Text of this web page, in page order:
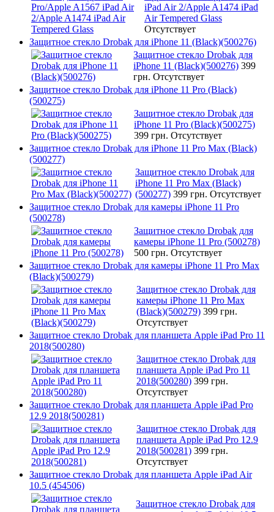
iPad Air 2/Apple A1474 iPad
Air Tempered Glass
Отсутствует
Защитное стекло Drobak для iPhone 11 (Black)(500276)
Защитное стекло Drobak для
iPhone 11 (Black)(500276) 399
грн. Отсутствует
Защитное стекло Drobak для iPhone 11 Pro (Black)
(500275)
Защитное стекло Drobak для
iPhone 11 Pro (Black)(500275)
399 грн. Отсутствует
Защитное стекло Drobak для iPhone 11 Pro Max (Black)
(500277)
Защитное стекло Drobak для
iPhone 11 Pro Max (Black)
(500277) 399 грн. Отсутствует
Защитное стекло Drobak для камеры iPhone 11 Pro
(500278)
Защитное стекло Drobak для
камеры iPhone 11 Pro (500278)
500 грн. Отсутствует
Защитное стекло Drobak для камеры iPhone 11 Pro Max
(Black)(500279)
Защитное стекло Drobak для
камеры iPhone 11 Pro Max
(Black)(500279) 399 грн.
Отсутствует
Защитное стекло Drobak для планшета Apple iPad Pro 11
2018(500280)
Защитное стекло Drobak для
планшета Apple iPad Pro 11
2018(500280) 399 грн.
Отсутствует
Защитное стекло Drobak для планшета Apple iPad Pro
12.9 2018(500281)
Защитное стекло Drobak для
планшета Apple iPad Pro 12.9
2018(500281) 399 грн.
Отсутствует
Защитное стекло Drobak для планшета Apple iPad Air
10.5 (454506)
Защитное стекло Drobak для